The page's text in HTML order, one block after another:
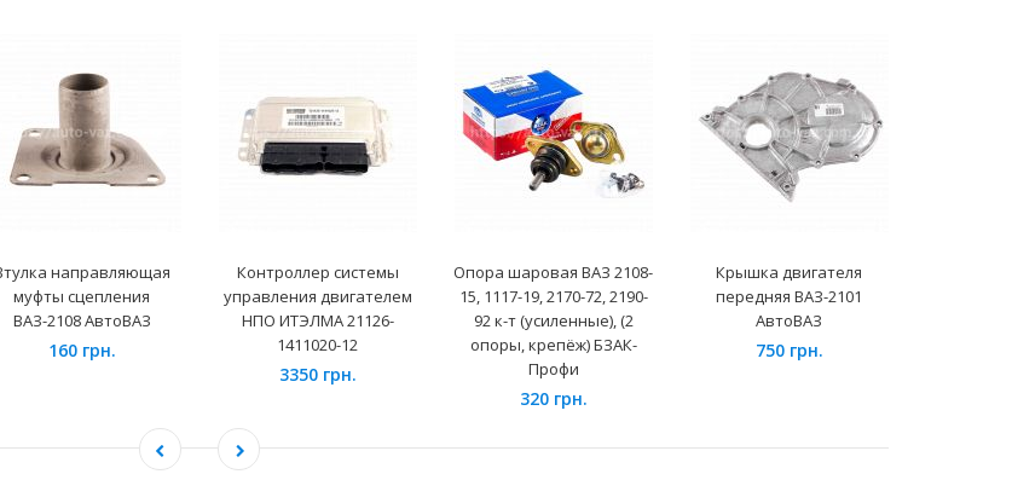
направляющая
муфты сцепления
ВАЗ-2108 АвтоВАЗ
160 грн.
Контроллер системы
управления двигателем
НПО ИТЭЛМА 21126-
1411020-12
3350 грн.
Опора шаровая ВАЗ 2108-
15, 1117-19, 2170-72, 2190-
92 к-т (усиленные), (2
опоры, крепёж) БЗАК-
Профи
320 грн.
Крышка двигателя
передняя ВАЗ-2101
АвтоВАЗ
750 грн.